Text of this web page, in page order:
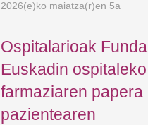
2026(e)ko maiatza(r)en 5a
Ospitalarioak
Euskadin ospitaleko
farmaziaren papera
pazientearen